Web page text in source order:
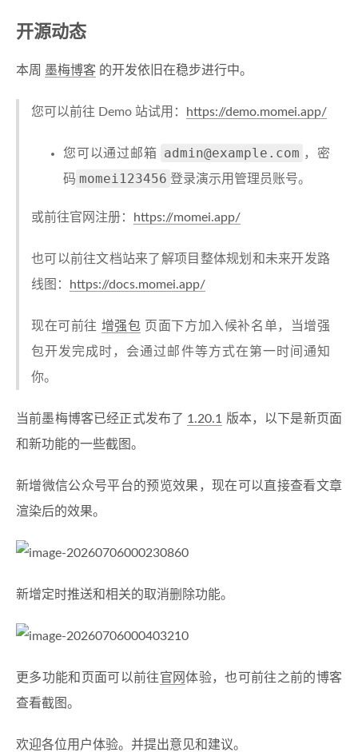
开源动态
本周 墨梅博客 的开发依旧在稳步进行中。
您可以前往 Demo 站试用： https://demo.momei.app/
您可以通过邮箱 admin@example.com ，密
码 momei123456 登录演示用管理员账号。
或前往官网注册： https://momei.app/
也可以前往文档站来了解项目整体规划和未来开发路
线图：
https://docs.momei.app/
现在可前往 增强包 页面下方加入候补名单，当增强
包开发完成时，会通过邮件等方式在第一时间通知
你。
当前墨梅博客已经正式发布了 1.20.1
版本，以下是新页面
和新功能的一些截图。
新增微信公众号平台的预览效果，现在可以直接查看文章
渲染后的效果。
新增定时推送和相关的取消删除功能。
更多功能和页面可以前往官网体验，也可前往之前的博客
查看截图。
欢迎各位用户体验。并提出意见和建议。